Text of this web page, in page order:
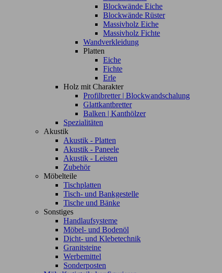
Blockwände Eiche
Blockwände Rüster
Massivholz Eiche
Massivholz Fichte
Wandverkleidung
Platten
Eiche
Fichte
Erle
Holz mit Charakter
Profilbretter | Blockwandschalung
Glattkantbretter
Balken | Kanthölzer
Spezialitäten
Akustik
Akustik - Platten
Akustik - Paneele
Akustik - Leisten
Zubehör
Möbelteile
Tischplatten
Tisch- und Bankgestelle
Tische und Bänke
Sonstiges
Handlaufsysteme
Möbel- und Bodenöl
Dicht- und Klebetechnik
Granitsteine
Werbemittel
Sonderposten